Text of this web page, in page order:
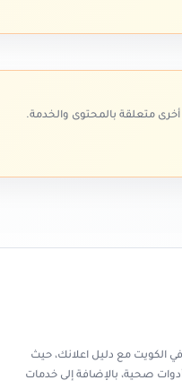
متعلقة بالمحتوى والخدمة.
الكويت مع دليل اعلانك، حيث
صحية، بالإضافة إلى خدمات